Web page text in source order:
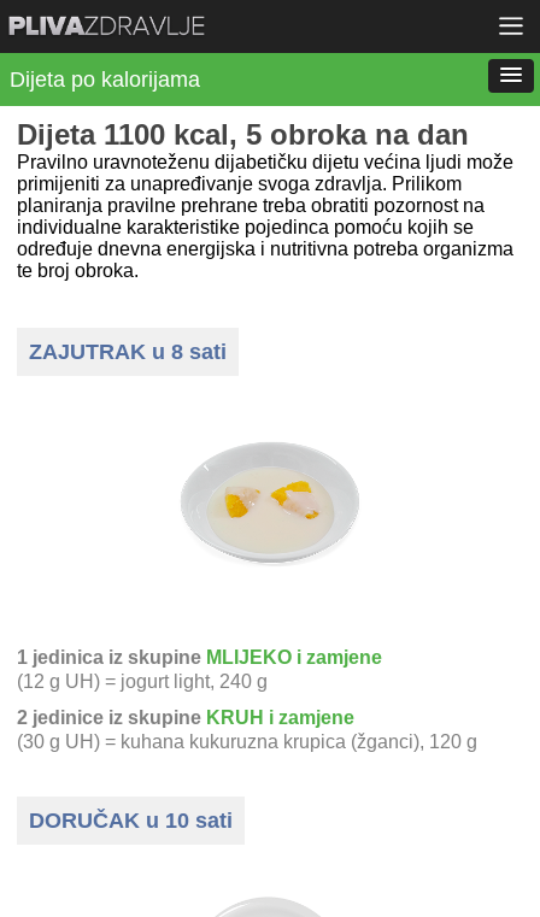
Dijeta po kalorijama
Dijeta 1100 kcal, 5 obroka na dan
Pravilno uravnoteženu dijabetičku dijetu većina ljudi može
primijeniti za unapređivanje svoga zdravlja. Prilikom
planiranja pravilne prehrane treba obratiti pozornost na
individualne karakteristike pojedinca pomoću kojih se
određuje dnevna energijska i nutritivna potreba organizma
te broj obroka.
ZAJUTRAK u 8 sati
1 jedinica iz skupine MLIJEKO i zamjene
(12 g UH) = jogurt light, 240 g
2 jedinice iz skupine KRUH i zamjene
(30 g UH) = kuhana kukuruzna krupica (žganci), 120 g
DORUČAK u 10 sati